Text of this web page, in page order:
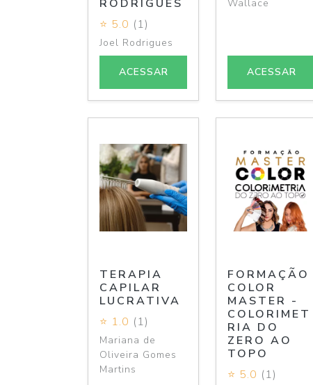
RODRIGUES
⭐ 5.0 (1)
Joel Rodrigues
ACESSAR
Wallace
ACESSAR
TERAPIA
CAPILAR
LUCRATIVA
⭐ 1.0 (1)
Mariana de
Oliveira Gomes
Martins
FORMAÇÃO
COLOR
MASTER -
COLORIMET
RIA DO
ZERO AO
TOPO
⭐ 5.0 (1)